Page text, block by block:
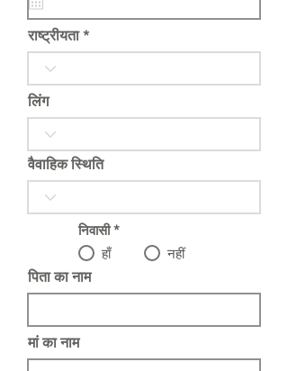
राष्ट्रीयता *
लिंग
वैवाहिक स्थिति
निवासी *
हाँ
नहीं
पिता का नाम
मां का नाम